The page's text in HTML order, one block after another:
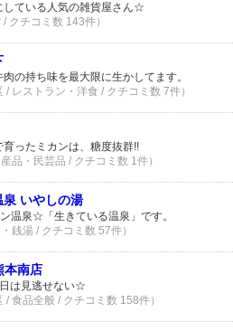
している人気の雑貨屋さん☆
/ クチコミ数 143件）
の持ち味を最大限に生かしてます。
/ レストラン・洋食 / クチコミ数 7件）
育ったミカンは、糖度抜群!!
産品・民芸品 / クチコミ数 1件）
いやしの湯
温泉☆「生きている温泉」です。
銭湯 / クチコミ数 57件）
本南店
は見逃せない☆
/ 食品全般 / クチコミ数 158件）